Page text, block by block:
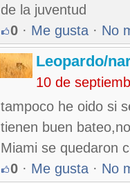
de la juventud
0 · Me gusta · No
Leopardo/
10 de
tampoco he oido si
tienen buen
Miami se quedaron
0 · Me gusta · No